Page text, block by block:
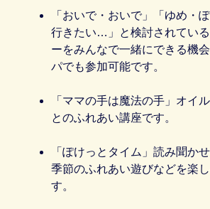
「おいで・おいで」「ゆめ・
行きたい…」と検討されている
ーをみんなで一緒にできる機
パでも参加可能です。
「ママの手は魔法の手」オイ
とのふれあい講座です。
「ぽけっとタイム」読み聞か
季節のふれあい遊びなどを楽
す。